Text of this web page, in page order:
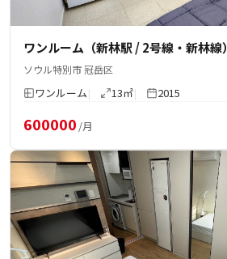
ワンルーム（新林駅 / 2号線・新林線）
ソウル特別市 冠岳区
ワンルーム 13㎡ 2015
600000 /月